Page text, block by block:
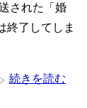
された「婚
終了してしま
続きを読む